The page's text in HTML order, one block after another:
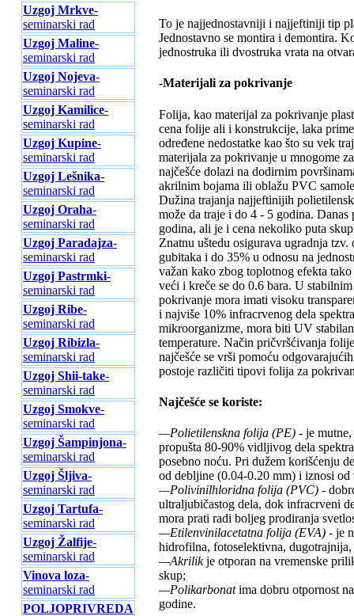
Uzgoj Mrkve-
seminarski rad
Uzgoj Maline-
seminarski rad
Uzgoj Nojeva-
seminarski rad
Uzgoj Kamilice-
seminarski rad
Uzgoj Kupine-
seminarski rad
Uzgoj Lešnika-
seminarski rad
Uzgoj Oraha-
seminarski rad
Uzgoj Paradajza-
seminarski rad
Uzgoj Pastrmki-
seminarski rad
Uzgoj Ribe-
seminarski rad
Uzgoj Ribizla-
seminarski rad
Uzgoj Shii-take-
seminarski rad
Uzgoj Smokve-
seminarski rad
Uzgoj Šampinjona-
seminarski rad
Uzgoj Šljiva-
seminarski rad
Uzgoj Tartufa-
seminarski rad
Uzgoj Žalfije-
seminarski rad
Vinova loza-
seminarski rad
POLJOPRIVREDA
To je najjednostavniji i najjeftiniji tip
Jednostavno se montira i demontira.
jednostruka ili dvostruka vrata na
-Materijali za pokrivanje
Folija, kao materijal za pokrivanje
cena folije ali i konstrukcije, laka
određene nedostatke kao što su vek
materijala za pokrivanje u mnogome
najčešće dolazi na dodirnim
akrilnim bojama ili oblažu PVC
Dužina trajanja najjeftinijih
može da traje i do 4 - 5 godina.
godina, ali je i cena nekoliko puta
Znatnu uštedu osigurava ugradnja
gubitaka i do 35% u odnosu na
važan kako zbog toplotnog efekta
veći i kreče se do 0.6 bara. U
pokrivanje mora imati visoku
i najviše 10% infracrvenog dela
mikroorganizme, mora biti UV
temperature. Način pričvršćivanja
najčešće se vrši pomoću
postoje različiti tipovi folija za
Najčešće se koriste:
—Polietilenskna folija (PE) - je
propušta 80-90% vidljivog dela
posebno noću. Pri dužem korišćenju
od debljine (0.04-0.20 mm) i iznosi
—Polivinilhloridna folija (PVC) -
ultraljubičastog dela, dok infracrveni
mora prati radi boljeg prodiranja
—Etilenvinilacetatna folija (EVA) - je
hidrofilna, fotoselektivna,
—Akrilikje otporan na vremenske
skup;
—Polikarbonatima dobru otpornost
godine.